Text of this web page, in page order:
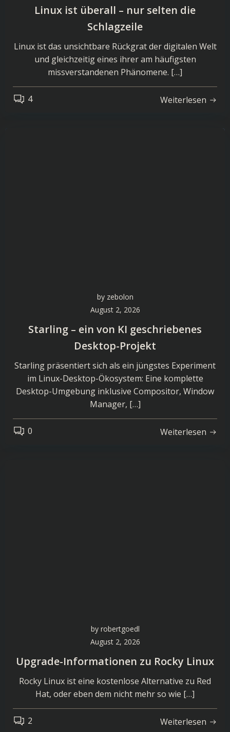
Linux ist überall – nur selten die
Schlagzeile
Linux ist das unsichtbare Rückgrat der digitalen Welt
und gleichzeitig eines ihrer am häufigsten
missverstandenen Phänomene. […]
4 Weiterlesen
by zebolon
August 2, 2026
Starling – ein von KI geschriebenes
Desktop-Projekt
Starling präsentiert sich als ein jüngstes Experiment
im Linux-Desktop-Ökosystem: Eine komplette
Desktop-Umgebung inklusive Compositor, Window
Manager, […]
0 Weiterlesen
by robertgoedl
August 2, 2026
Upgrade-Informationen zu Rocky Linux
Rocky Linux ist eine kostenlose Alternative zu Red
Hat, oder eben dem nicht mehr so wie […]
2 Weiterlesen